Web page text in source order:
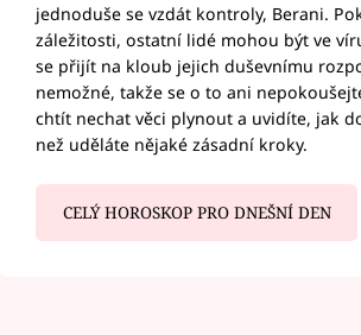
jednoduše se vzdát kontroly, Berani.
záležitosti, ostatní lidé mohou být ve
se přijít na kloub jejich duševnímu
nemožné, takže se o to ani
chtít nechat věci plynout a uvidíte, jak
než uděláte nějaké zásadní kroky.
CELÝ HOROSKOP PRO DNEŠNÍ DEN